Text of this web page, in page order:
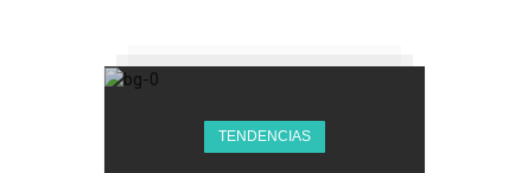
TENDENCIAS